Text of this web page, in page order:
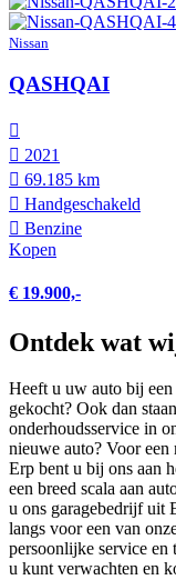
Nissan
QASHQAI
2021
69.185 km
Hand­geschakeld
Benzine
Kopen
€ 19.900,-
Ontdek wat
Heeft u uw auto bij
gekocht? Ook dan
onderhoudsservice in
nieuwe auto? Voor
Erp bent u bij ons aan
een breed scala aan
u ons garagebedrijf uit
langs voor een van
persoonlijke service en
u kunt verwachten en